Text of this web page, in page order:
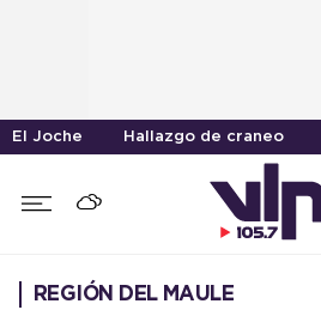
El Joche Hallazgo de craneo
REGIÓN DEL MAULE